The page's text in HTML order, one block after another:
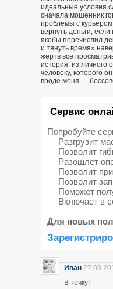
идеальные условия
сначала мошенник
проблемы с
вернуть деньги,
якобы перечислил
и тянуть время»
жертв все
история, из личного
человеку, которого
вроде меня —
Сервис
Попробуйте
— Разгрузит
— Позволит
— Разошлет
— Позволит
— Позволит
— Поможет
— Включает в
Для новых
Иван
В точку!